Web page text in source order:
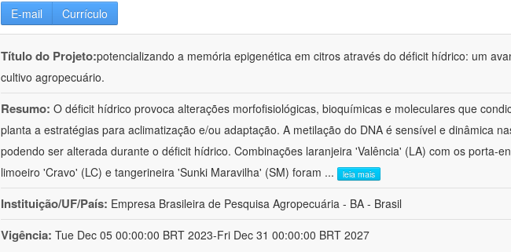
E-mail Currículo
Título do Projeto:potencializando a memória epigenética em citros através do déficit hídrico: um
cultivo agropecuário.
Resumo: O déficit hídrico provoca alterações morfofisiológicas, bioquímicas e moleculares que
planta a estratégias para aclimatização e/ou adaptação. A metilação do DNA é sensível e dinâmica
podendo ser alterada durante o déficit hídrico. Combinações laranjeira 'Valência' (LA) com os porta-
limoeiro 'Cravo' (LC) e tangerineira 'Sunki Maravilha' (SM) foram ... leia mais
Instituição/UF/País: Empresa Brasileira de Pesquisa Agropecuária - BA - Brasil
Vigência: Tue Dec 05 00:00:00 BRT 2023-Fri Dec 31 00:00:00 BRT 2027